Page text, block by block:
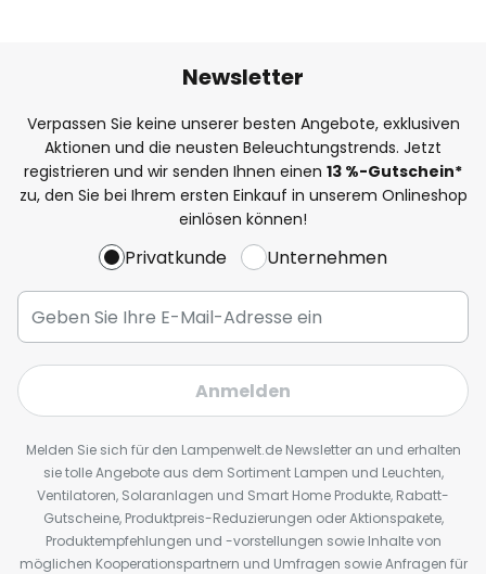
Newsletter
Verpassen Sie keine unserer besten Angebote, exklusiven
Aktionen und die neusten Beleuchtungstrends. Jetzt
registrieren und wir senden Ihnen einen 13 %-Gutschein*
zu, den Sie bei Ihrem ersten Einkauf in unserem Onlineshop
einlösen können!
Privatkunde Unternehmen
Anmelden
Melden Sie sich für den Lampenwelt.de Newsletter an und erhalten
sie tolle Angebote aus dem Sortiment Lampen und Leuchten,
Ventilatoren, Solaranlagen und Smart Home Produkte, Rabatt-
Gutscheine, Produktpreis-Reduzierungen oder Aktionspakete,
Produktempfehlungen und -vorstellungen sowie Inhalte von
möglichen Kooperationspartnern und Umfragen sowie Anfragen für